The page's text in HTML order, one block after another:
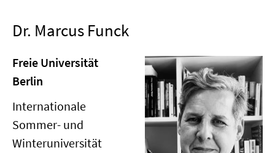
Dr. Marcus Funck
Freie Universität
Berlin
Internationale
Sommer- und
Winteruniversität